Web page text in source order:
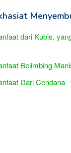
dari Kubis,
Belimbing
Dari Cendana